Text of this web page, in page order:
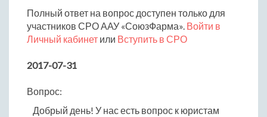
Полный ответ на вопрос доступен только для
участников СРО ААУ «СоюзФарма». Войти в
Личный кабинет или Вступить в СРО
2017-07-31
Вопрос:
Добрый день! У нас есть вопрос к юристам